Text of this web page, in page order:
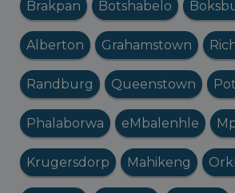
Brakpan Botshabelo
Alberton Grahamstown
Randburg Queenstown
Phalaborwa eMbalenhle
Krugersdorp Mahikeng